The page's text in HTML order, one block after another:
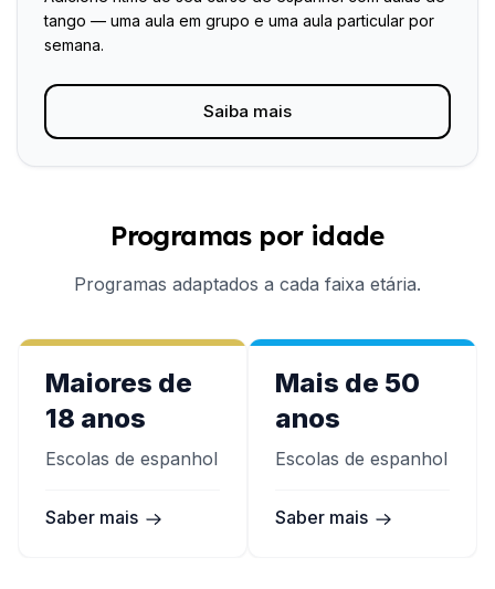
tango — uma aula em grupo e uma aula particular por
semana.
Saiba mais
Programas por idade
Programas adaptados a cada faixa etária.
Maiores de
18 anos
Escolas de espanhol
Saber mais
Mais de 50
anos
Escolas de espanhol
Saber mais